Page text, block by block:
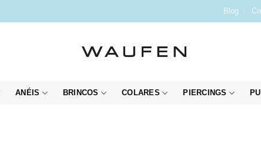
Blog
ANÉIS BRINCOS COLARES PIERCINGS